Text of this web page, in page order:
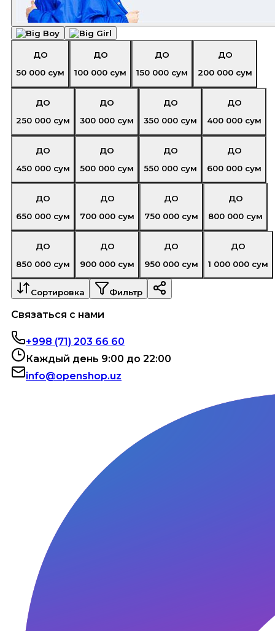
ДО
50 000 сум
ДО
100 000 сум
ДО
150 000 сум
ДО
200 000 сум
ДО
250 000 сум
ДО
300 000 сум
ДО
350 000 сум
ДО
400 000 сум
ДО
450 000 сум
ДО
500 000 сум
ДО
550 000 сум
ДО
600 000 сум
ДО
650 000 сум
ДО
700 000 сум
ДО
750 000 сум
ДО
800 000 сум
ДО
850 000 сум
ДО
900 000 сум
ДО
950 000 сум
ДО
1 000 000 сум
Сортировка Фильтр
Связаться с нами
+998 (71) 203 66 60
Каждый день 9:00 до 22:00
info@openshop.uz